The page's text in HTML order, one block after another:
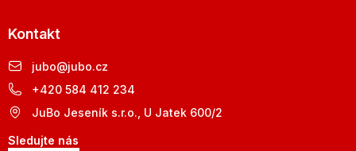
Kontakt
jubo@jubo.cz
+420 584 412 234
JuBo Jeseník s.r.o., U Jatek 600/2
Sledujte nás